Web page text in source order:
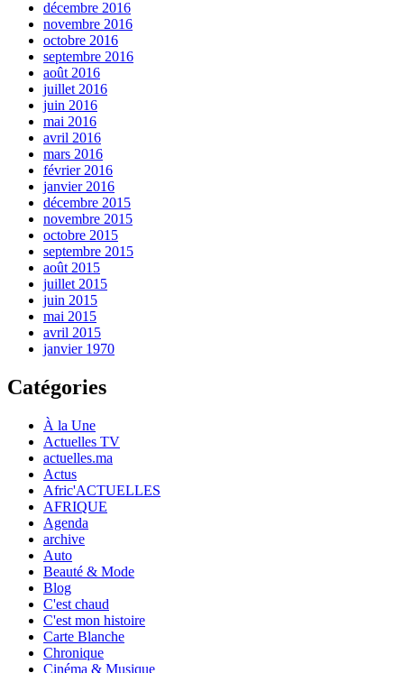
décembre 2016
novembre 2016
octobre 2016
septembre 2016
août 2016
juillet 2016
juin 2016
mai 2016
avril 2016
mars 2016
février 2016
janvier 2016
décembre 2015
novembre 2015
octobre 2015
septembre 2015
août 2015
juillet 2015
juin 2015
mai 2015
avril 2015
janvier 1970
Catégories
À la Une
Actuelles TV
actuelles.ma
Actus
Afric'ACTUELLES
AFRIQUE
Agenda
archive
Auto
Beauté & Mode
Blog
C'est chaud
C'est mon histoire
Carte Blanche
Chronique
Cinéma & Musique